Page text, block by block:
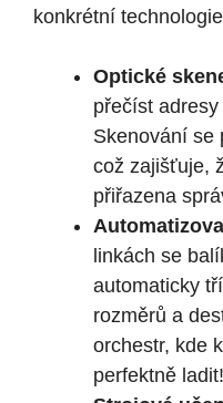
konkrétní
Optické
přečíst
Skenování se
což zajišťuje,
přiřazena
linkách se
automaticky
rozměrů a
orchestr, kde
perfektně ladit!